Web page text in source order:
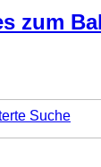
zum
Suche